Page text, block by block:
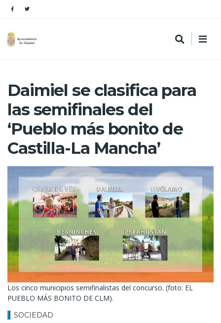
Daimiel se clasifica para
las semifinales del
‘Pueblo más bonito de
Castilla-La Mancha’
Los cinco municipios semifinalistas del concurso. (foto: EL
PUEBLO MÁS BONITO DE CLM).
SOCIEDAD